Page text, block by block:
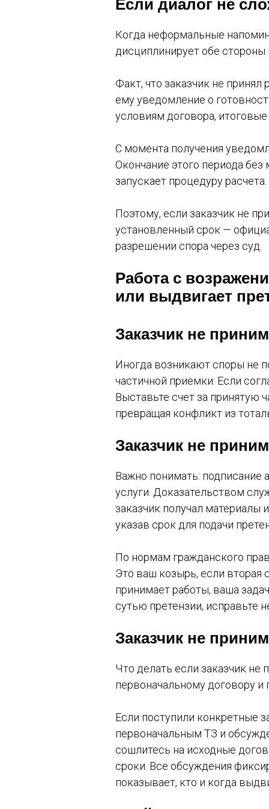
Если диалог не
Когда неформальные
дисциплинирует обе
Факт, что заказчик не
ему уведомление о
условиям договора,
С момента получения
Окончание этого периода без
запускает процедуру расчета.
Поэтому, если заказчик не
установленный срок —
разрешении спора через суд.
Работа с
или выдвигает
Заказчик не
Иногда возникают споры не
частичной приемки. Если
Выставьте счет за принятую
превращая конфликт из
Заказчик не
Важно понимать: подписание
услуги. Доказательством
заказчик получал
указав срок для подачи
По нормам гражданского
Это ваш козырь, если вторая
принимает работы, ваша
сутью претензии, исправьте
Заказчик не
Что делать если заказчик
первоначальному договору
Если поступили конкретные
первоначальным ТЗ и
сошлитесь на исходные
сроки. Все обсуждения
показывает, кто и когда